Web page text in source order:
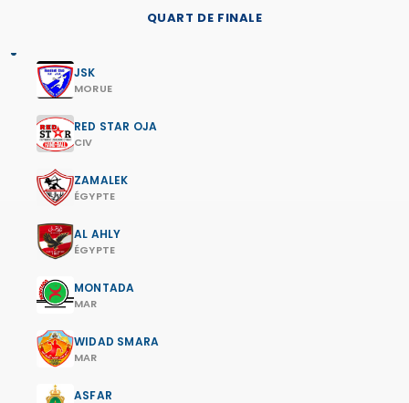
QUART DE FINALE
JSK
MORUE
RED STAR OJA
CIV
ZAMALEK
ÉGYPTE
AL AHLY
ÉGYPTE
MONTADA
MAR
WIDAD SMARA
MAR
ASFAR